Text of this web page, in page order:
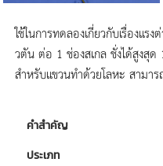
ใช้ในการทดลองเกี่ยวกับเรื่องแ
วตัน ต่อ 1 ช่องสเกล ชั่งได้สูงสุ
สำหรับแขวนทำด้วยโลหะ สามา
คำสำคัญ
ประเภท